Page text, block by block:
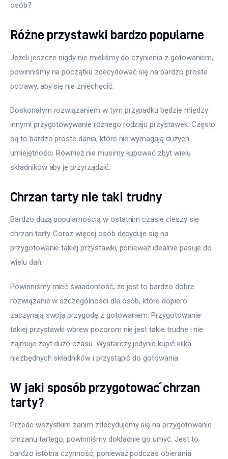
osób?
Różne przystawki bardzo popularne
Jeżeli jeszcze nigdy nie mieliśmy do czynienia z gotowaniem,
powinniśmy na początku zdecydować się na bardzo proste
potrawy, aby się nie zniechęcić.
Doskonałym rozwiązaniem w tym przypadku będzie między
innymi przygotowywanie różnego rodzaju przystawek. Często
są to bardzo proste dania, które nie wymagają dużych
umiejętności. Również nie musimy kupować zbyt wielu
składników aby je przyrządzić.
Chrzan tarty nie taki trudny
Bardzo dużą popularnością w ostatnim czasie cieszy się
chrzan tarty. Coraz więcej osób decyduje się na
przygotowanie takiej przystawki, ponieważ idealnie pasuje do
wielu dań.
Powinniśmy mieć świadomość, że jest to bardzo dobre
rozwiązanie w szczególności dla osób, które dopiero
zaczynają swoją przygodę z gotowaniem. Przygotowanie
takiej przystawki wbrew pozorom nie jest takie trudne i nie
zajmuje zbyt dużo czasu. Wystarczy jedynie kupić kilka
niezbędnych składników i przystąpić do gotowania.
W jaki sposób przygotować chrzan
tarty?
Przede wszystkim zanim zdecydujemy się na przygotowanie
chrzanu tartego, powinniśmy dokładnie go umyć. Jest to
bardzo istotna czynność, ponieważ podczas obierania